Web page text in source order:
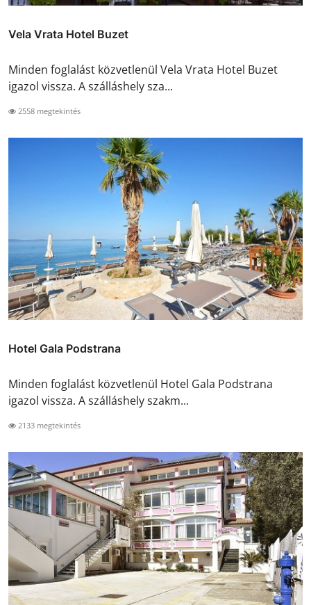
Vela Vrata Hotel Buzet
Minden foglalást közvetlenül Vela Vrata Hotel Buzet
igazol vissza. A szálláshely sza...
2558 megtekintés
Hotel Gala Podstrana
Minden foglalást közvetlenül Hotel Gala Podstrana
igazol vissza. A szálláshely szakm...
2133 megtekintés